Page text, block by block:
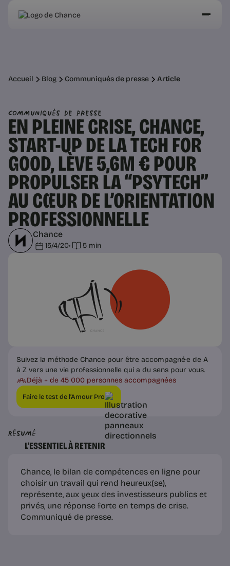
Accueil Blog Communiqués de presse Article
Communiqués de presse
EN PLEINE CRISE, CHANCE,
START-UP DE LA TECH FOR
GOOD, LÈVE 5,6M € POUR
PROPULSER LA “PSYTECH”
AU CŒUR DE L’ORIENTATION
PROFESSIONNELLE
Chance
15/4/20• 5 min
Suivez la méthode Chance pour être accompagné·e de A
à Z vers une vie professionnelle qui a du sens pour vous.
Déjà + de 45 000 personnes accompagnées
Faire le test de l’Amour Pro
Résumé
L’ESSENTIEL À RETENIR
Chance, le bilan de compétences en ligne pour
choisir un travail qui rend heureux(se),
représente, aux yeux des investisseurs publics et
privés, une réponse forte en temps de crise.
Communiqué de presse.